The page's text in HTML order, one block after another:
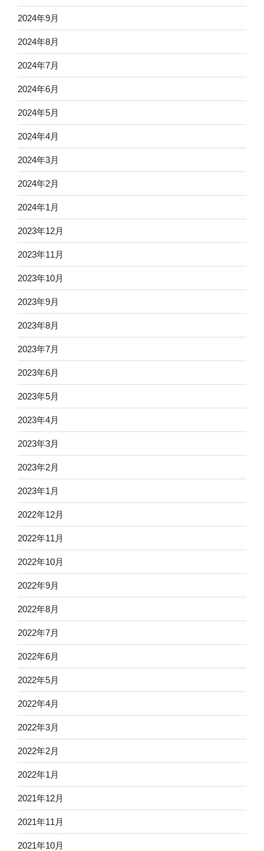
2024年9月
2024年8月
2024年7月
2024年6月
2024年5月
2024年4月
2024年3月
2024年2月
2024年1月
2023年12月
2023年11月
2023年10月
2023年9月
2023年8月
2023年7月
2023年6月
2023年5月
2023年4月
2023年3月
2023年2月
2023年1月
2022年12月
2022年11月
2022年10月
2022年9月
2022年8月
2022年7月
2022年6月
2022年5月
2022年4月
2022年3月
2022年2月
2022年1月
2021年12月
2021年11月
2021年10月